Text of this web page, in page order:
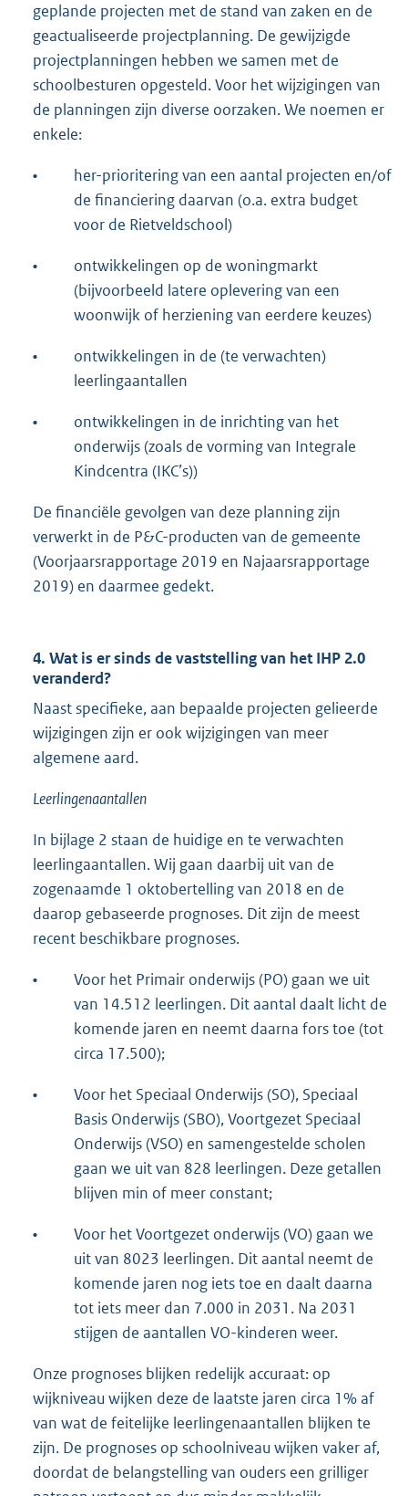
geplande projecten met de stand van zaken en de
geactualiseerde projectplanning. De gewijzigde
projectplanningen hebben we samen met de
schoolbesturen opgesteld. Voor het wijzigingen van
de planningen zijn diverse oorzaken. We noemen er
enkele:
•
her-prioritering van een aantal projecten en/of
de financiering daarvan (o.a. extra budget
voor de Rietveldschool)
•
ontwikkelingen op de woningmarkt
(bijvoorbeeld latere oplevering van een
woonwijk of herziening van eerdere keuzes)
•
ontwikkelingen in de (te verwachten)
leerlingaantallen
•
ontwikkelingen in de inrichting van het
onderwijs (zoals de vorming van Integrale
Kindcentra (IKC’s))
De financiële gevolgen van deze planning zijn
verwerkt in de P&C-producten van de gemeente
(Voorjaarsrapportage 2019 en Najaarsrapportage
2019) en daarmee gedekt.
4. Wat is er sinds de vaststelling van het IHP 2.0
veranderd?
Naast specifieke, aan bepaalde projecten gelieerde
wijzigingen zijn er ook wijzigingen van meer
algemene aard.
Leerlingenaantallen
In bijlage 2 staan de huidige en te verwachten
leerlingaantallen. Wij gaan daarbij uit van de
zogenaamde 1 oktobertelling van 2018 en de
daarop gebaseerde prognoses. Dit zijn de meest
recent beschikbare prognoses.
•
Voor het Primair onderwijs (PO) gaan we uit
van 14.512 leerlingen. Dit aantal daalt licht de
komende jaren en neemt daarna fors toe (tot
circa 17.500);
•
Voor het Speciaal Onderwijs (SO), Speciaal
Basis Onderwijs (SBO), Voortgezet Speciaal
Onderwijs (VSO) en samengestelde scholen
gaan we uit van 828 leerlingen. Deze getallen
blijven min of meer constant;
•
Voor het Voortgezet onderwijs (VO) gaan we
uit van 8023 leerlingen. Dit aantal neemt de
komende jaren nog iets toe en daalt daarna
tot iets meer dan 7.000 in 2031. Na 2031
stijgen de aantallen VO-kinderen weer.
Onze prognoses blijken redelijk accuraat: op
wijkniveau wijken deze de laatste jaren circa 1% af
van wat de feitelijke leerlingenaantallen blijken te
zijn. De prognoses op schoolniveau wijken vaker af,
doordat de belangstelling van ouders een grilliger